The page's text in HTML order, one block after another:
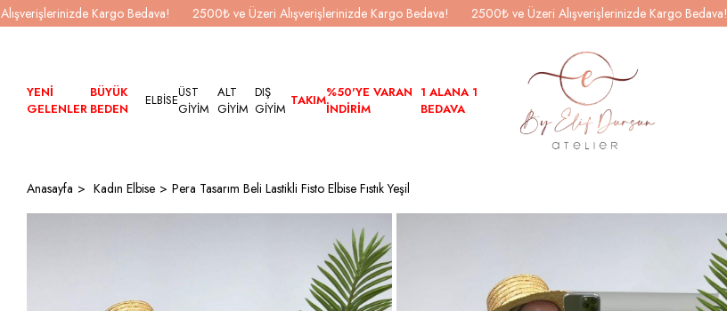
Kargo Bedava! 2500₺ ve Üzeri Alışverişlerinizde Kargo Bedava! 2500₺ ve Üzeri Alışverişlerinizde Kargo Bedava!
YENİ
GELENLER
BÜYÜK
BEDEN
ELBİSEÜST
GİYİM
ALT
GİYİM
DIŞ
GİYİM TAKIM%50'YE VARAN
İNDİRİM
1 ALANA 1
BEDAVA
Anasayfa Kadın Elbise Pera Tasarım Beli Lastikli Fisto Elbise Fıstık Yeşil